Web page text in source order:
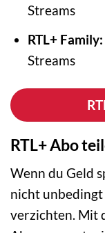
Streams
RTL+ Family:
Streams
RTL+ Abo
Wenn du Geld
nicht unbedingt
verzichten. Mit